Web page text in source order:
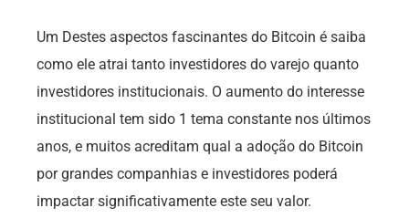
Um Destes aspectos fascinantes do Bitcoin é saiba
como ele atrai tanto investidores do varejo quanto
investidores institucionais. O aumento do interesse
institucional tem sido 1 tema constante nos últimos
anos, e muitos acreditam qual a adoção do Bitcoin
por grandes companhias e investidores poderá
impactar significativamente este seu valor.